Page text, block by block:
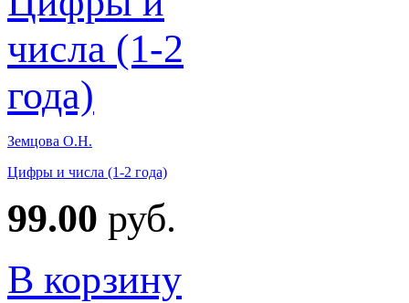
Земцова О.Н.
Цифры и числа (1-2 года)
99.00 руб.
В корзину